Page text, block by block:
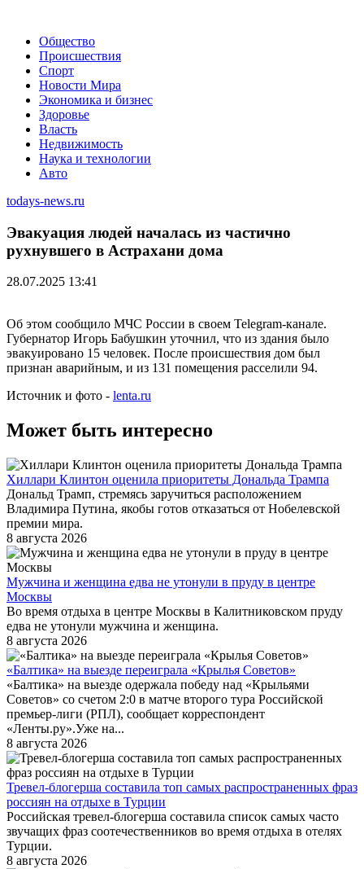
Общество
Происшествия
Спорт
Новости Мира
Экономика и бизнес
Здоровье
Власть
Недвижимость
Наука и технологии
Авто
todays-news.ru
Эвакуация людей началась из частично
рухнувшего в Астрахани дома
28.07.2025 13:41
Об этом сообщило МЧС России в своем Telegram-канале.
Губернатор Игорь Бабушкин уточнил, что из здания было
эвакуировано 15 человек. После происшествия дом был
признан аварийным, и из 131 помещения расселили 94.
Источник и фото - lenta.ru
Может быть интересно
Хиллари Клинтон оценила приоритеты Дональда Трампа
Дональд Трамп, стремясь заручиться расположением
Владимира Путина, якобы готов отказаться от Нобелевской
премии мира.
8 августа 2026
Мужчина и женщина едва не утонули в пруду в центре
Москвы
Во время отдыха в центре Москвы в Калитниковском пруду
едва не утонули мужчина и женщина.
8 августа 2026
«Балтика» на выезде переиграла «Крылья Советов»
«Балтика» на выезде одержала победу над «Крыльями
Советов» со счетом 2:0 в матче второго тура Российской
премьер-лиги (РПЛ), сообщает корреспондент
«Ленты.ру».Уже на...
8 августа 2026
Тревел-блогерша составила топ самых распространенных фраз
россиян на отдыхе в Турции
Российская тревел-блогерша составила список самых часто
звучащих фраз соотечественников во время отдыха в отелях
Турции.
8 августа 2026